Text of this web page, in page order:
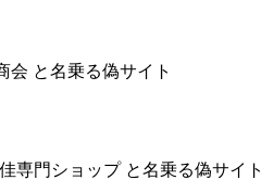
会 と名乗る偽サイト
専門ショップ と名乗る偽サイト